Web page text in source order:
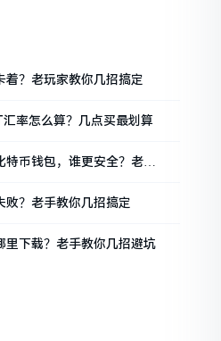
？老玩家教你几招搞定
率怎么算？几点买最划算
币钱包，谁更安全？老玩
？老手教你几招搞定
下载？老手教你几招避坑